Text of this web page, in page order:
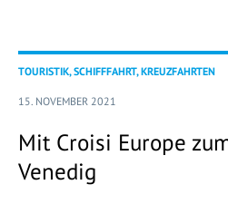
TOURISTIK, SCHIFFFAHRT, KREUZFAHRTEN
15. NOVEMBER 2021
Mit Croisi Europe
Venedig